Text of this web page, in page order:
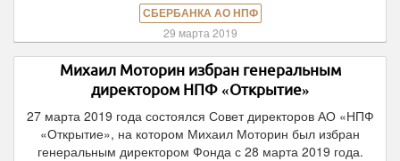
СБЕРБАНКА АО НПФ
29 марта 2019
Михаил Моторин избран генеральным
директором НПФ «Открытие»
27 марта 2019 года состоялся Совет директоров АО «НПФ
«Открытие», на котором Михаил Моторин был избран
генеральным директором Фонда с 28 марта 2019 года.